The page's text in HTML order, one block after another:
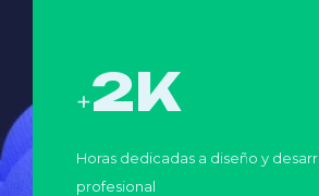
+2K
Horas dedicadas a diseño y
profesional